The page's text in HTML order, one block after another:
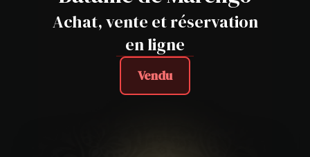
Achat, vente et réservation
en ligne
Vendu